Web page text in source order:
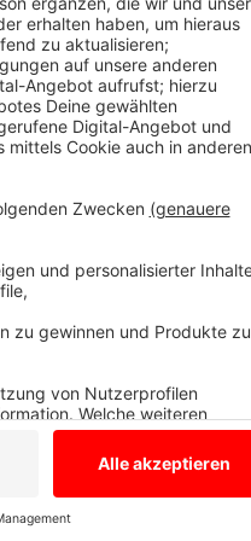
Bocholt weiter mit
letztem Stand davon aus,
mit Kulturzentrum erst
Die Ratsparteien
Für die Bürger von
ist z.B. im alten
verteilt.